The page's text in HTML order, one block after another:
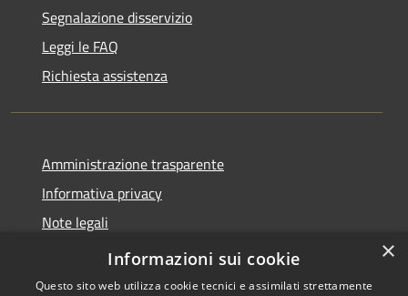
Segnalazione disservizio
Leggi le FAQ
Richiesta assistenza
Amministrazione trasparente
Informativa privacy
Note legali
Dichiarazione di accessibilità
×
Informazioni sui cookie
Questo sito web utilizza cookie tecnici e assimilati strettamente